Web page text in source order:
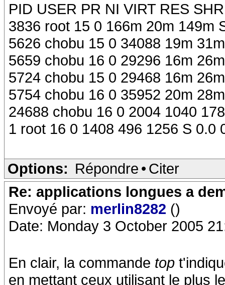
PID USER PR NI VIRT RES
3836 root 15 0 166m 20m 149m
5626 chobu 15 0 34088 19m
5659 chobu 16 0 29296 16m
5724 chobu 15 0 29468 16m
5754 chobu 16 0 35952 20m
24688 chobu 16 0 2004 1040
1 root 16 0 1408 496 1256 S 0.0
Options: Répondre • Citer
Re: applications longues a
Envoyé par: merlin8282 ()
Date: Monday 3 October 2005
En clair, la commande top
en mettant ceux utilisant le plus